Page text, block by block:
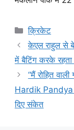
Categories
क्रिकेट
केएल राहुल से
में बैटिंग करके
“मैं रोहित
Hardik Pandya
दिए संकेत